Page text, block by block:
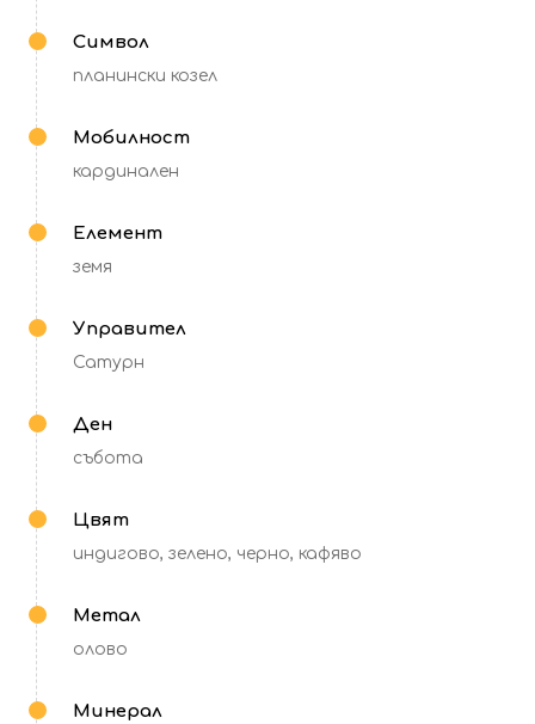
Символ
планински козел
Мобилност
кардинален
Елемент
земя
Управител
Сатурн
Ден
събота
Цвят
индигово, зелено, черно, кафяво
Метал
олово
Минерал